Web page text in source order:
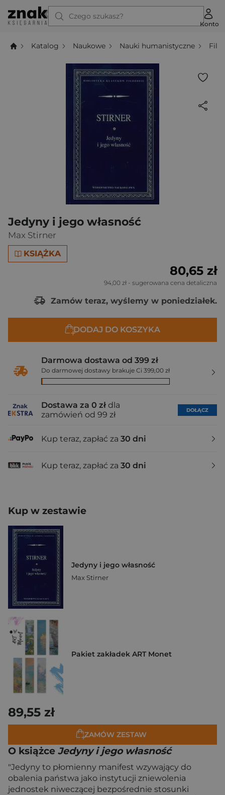
Czego szukasz?
Konto
Katalog Naukowe Nauki humanistyczne
Jedyny i jego własność
Max Stirner
KSIĄŻKA
80,65 zł
94,00 zł - sugerowana cena detaliczna
Zamów teraz, wyślemy w poniedziałek.
DODAJ DO KOSZYKA
Darmowa dostawa od 399 zł
Do darmowej dostawy brakuje Ci 399,00 zł
Dostawa za 0 zł dla
zamówień od 99 zł
DOŁĄCZ
Kup teraz, zapłać za 30 dni
Kup teraz, zapłać za 30 dni
Kup w zestawie
Jedyny i jego własność
Max Stirner
Pakiet zakładek ART Monet
89,55 zł
ZAMÓW ZESTAW
O książce Jedyny i jego własność
"Jedyny to płomienny manifest wzywający do
obalenia państwa jako instytucji zniewolenia
jednostek niweczącej bezpośrednie stosunki